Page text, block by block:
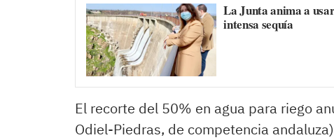
La Junta anima a
intensa sequía
El recorte del 50% en agua para riego
Odiel-Piedras, de competencia